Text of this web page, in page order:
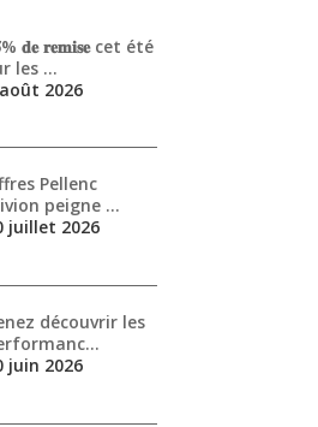
𝐝𝐞 𝐫𝐞𝐦𝐢𝐬𝐞 cet été
les …
2026
Pellenc
peigne …
juillet 2026
découvrir les
juin 2026